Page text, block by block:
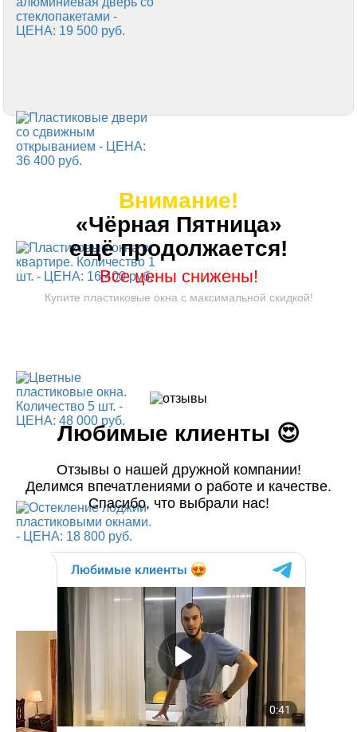
Внимание!
«Чёрная Пятница»
ещё продолжается!
Все цены снижены!
Купите пластиковые окна с максимальной скидкой!
Любимые клиенты 😍
Отзывы о нашей дружной компании!
Делимся впечатлениями о работе и качестве.
Спасибо, что выбрали нас!